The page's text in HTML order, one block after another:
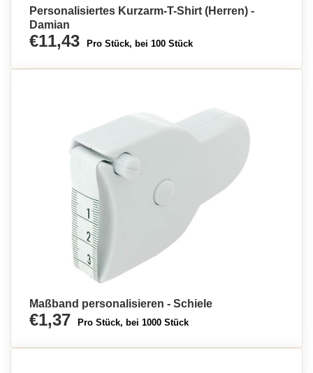
Personalisiertes Kurzarm-T-Shirt (Herren) -
Damian
€11,43 Pro Stück, bei 100 Stück
Maßband personalisieren - Schiele
€1,37 Pro Stück, bei 1000 Stück